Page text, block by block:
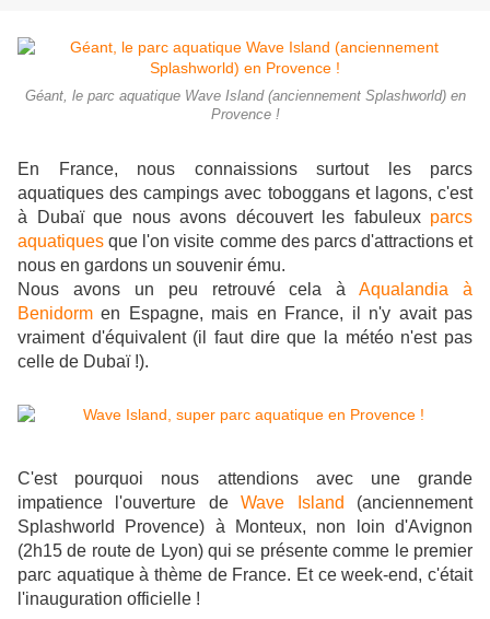
Géant, le parc aquatique Wave Island (anciennement Splashworld) en
Provence !
En France, nous connaissions surtout les parcs
aquatiques des campings avec toboggans et lagons, c'est
à Dubaï que nous avons découvert les fabuleux parcs
aquatiques que l'on visite comme des parcs d'attractions et
nous en gardons un souvenir ému.
Nous avons un peu retrouvé cela àAqualandia à
Benidorm en Espagne, mais en France, il n'y avait pas
vraiment d'équivalent (il faut dire que la météo n'est pas
celle de Dubaï !).
C'est pourquoi nous attendions avec une grande
impatience l'ouverture deWave Island (anciennement
Splashworld Provence) à Monteux, non loin d'Avignon
(2h15 de route de Lyon) qui se présente comme le premier
parc aquatique à thème de France. Et ce week-end, c'était
l'inauguration officielle !